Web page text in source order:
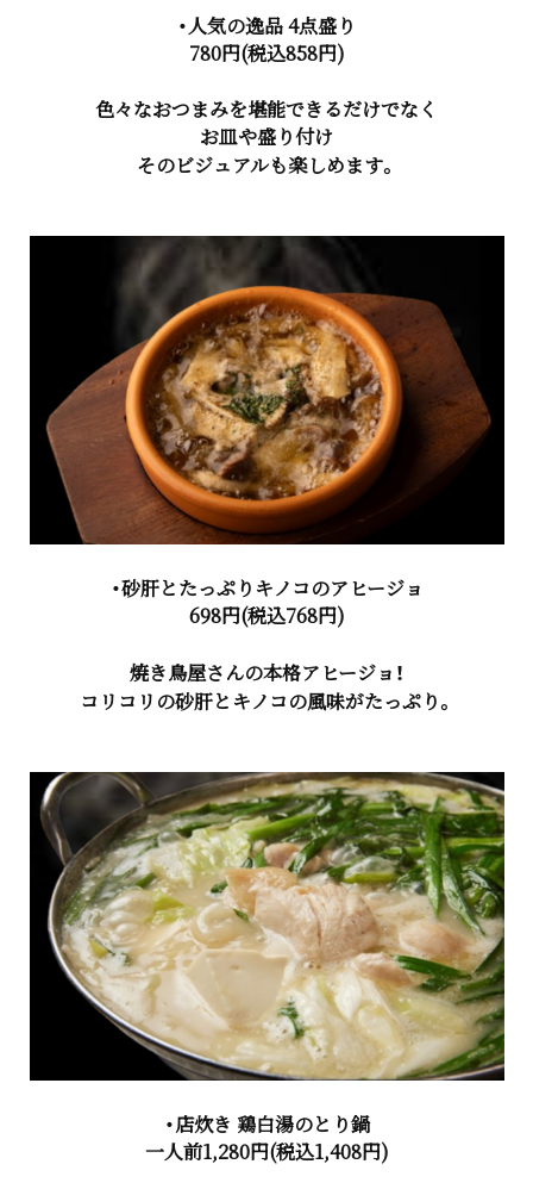
・人気の逸品 4点盛り
780円(税込858円)
色々なおつまみを堪能できるだけでなく
お皿や盛り付け
そのビジュアルも楽しめます。
・砂肝とたっぷりキノコのアヒージョ
698円(税込768円)
焼き鳥屋さんの本格アヒージョ！
コリコリの砂肝とキノコの風味がたっぷり。
・店炊き 鶏白湯のとり鍋
一人前1,280円(税込1,408円)